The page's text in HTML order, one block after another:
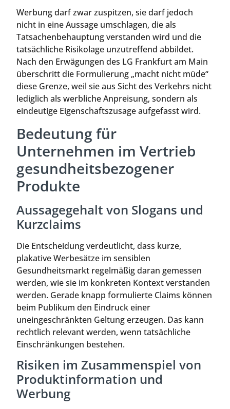
Werbung darf zwar zuspitzen, sie darf jedoch
nicht in eine Aussage umschlagen, die als
Tatsachenbehauptung verstanden wird und die
tatsächliche Risikolage unzutreffend abbildet.
Nach den Erwägungen des LG Frankfurt am Main
überschritt die Formulierung „macht nicht müde“
diese Grenze, weil sie aus Sicht des Verkehrs nicht
lediglich als werbliche Anpreisung, sondern als
eindeutige Eigenschaftszusage aufgefasst wird.
Bedeutung für
Unternehmen im Vertrieb
gesundheitsbezogener
Produkte
Aussagegehalt von Slogans und
Kurzclaims
Die Entscheidung verdeutlicht, dass kurze,
plakative Werbesätze im sensiblen
Gesundheitsmarkt regelmäßig daran gemessen
werden, wie sie im konkreten Kontext verstanden
werden. Gerade knapp formulierte Claims können
beim Publikum den Eindruck einer
uneingeschränkten Geltung erzeugen. Das kann
rechtlich relevant werden, wenn tatsächliche
Einschränkungen bestehen.
Risiken im Zusammenspiel von
Produktinformation und
Werbung